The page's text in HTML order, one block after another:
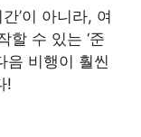
’이 아니라, 여
할 수 있는 ‘준
음 비행이 훨씬
!